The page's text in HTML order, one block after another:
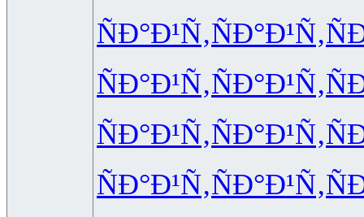
ÑÐ°Ð¹Ñ‚ÑÐ°Ð¹Ñ‚
ÑÐ°Ð¹Ñ‚ÑÐ°Ð¹Ñ‚
ÑÐ°Ð¹Ñ‚ÑÐ°Ð¹Ñ‚
ÑÐ°Ð¹Ñ‚ÑÐ°Ð¹Ñ‚